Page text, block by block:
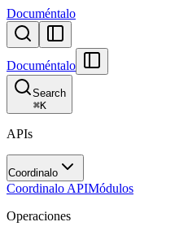
Documéntalo
Documéntalo
Search
⌘K
APIs
Coordinalo
Coordinalo APIMódulos
Operaciones